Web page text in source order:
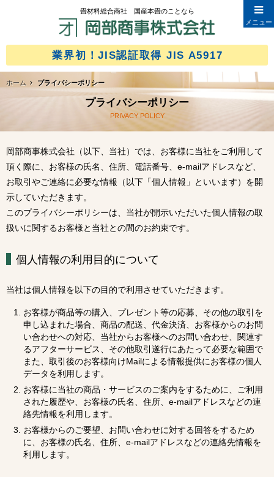
メニュー
畳材料総合商社 国産本畳のことなら
業界初！JIS認証取得 JIS A5917
ホーム プライバシーポリシー
プライバシーポリシー
PRIVACY POLICY
岡部商事株式会社（以下、当社）では、お客様に当社をご利用して
頂く際に、お客様の氏名、住所、電話番号、e-mailアドレスなど、
お取引やご連絡に必要な情報（以下「個人情報」といいます）を開
示していただきます。
このプライバシーポリシーは、当社が開示いただいた個人情報の取
扱いに関するお客様と当社との間のお約束です。
個人情報の利用目的について
当社は個人情報を以下の目的で利用させていただきます。
お客様が商品等の購入、プレゼント等の応募、その他の取引を
申し込まれた場合、商品の配送、代金決済、お客様からのお問
い合わせへの対応、当社からお客様へのお問い合わせ、関連す
るアフターサービス、その他取引遂行にあたって必要な範囲で
また、取引後のお客様向けMailによる情報提供にお客様の個人
データを利用します。
お客様に当社の商品・サービスのご案内をするために、ご利用
された履歴や、お客様の氏名、住所、e-mailアドレスなどの連
絡先情報を利用します。
お客様からのご要望、お問い合わせに対する回答をするため
に、お客様の氏名、住所、e-mailアドレスなどの連絡先情報を
利用します。
メニューを閉じる
ホーム
企業情報
メッセージ
会社概要
沿革
介護保険における住宅改修
取り扱い品目
わら美人
セーブ畳床
稲わら生産者紹介
畳を知る
畳のいま、むかし
なぜ、畳が減ったのか？
畳のメンテナンス
お問い合わせ
プライバシーポリシー